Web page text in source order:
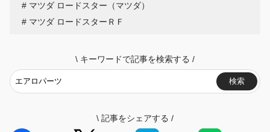
マツダ ロードスター（マツダ）
マツダ ロードスターＲＦ
\ キーワードで記事を検索する /
検索
\ 記事をシェアする /